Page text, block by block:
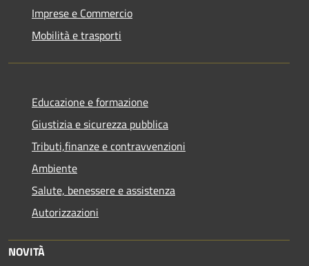
Imprese e Commercio
Mobilità e trasporti
Educazione e formazione
Giustizia e sicurezza pubblica
Tributi,finanze e contravvenzioni
Ambiente
Salute, benessere e assistenza
Autorizzazioni
NOVITÀ